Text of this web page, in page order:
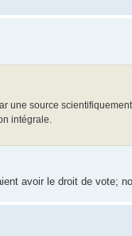
une source
intégrale.
avoir le droit de vote;